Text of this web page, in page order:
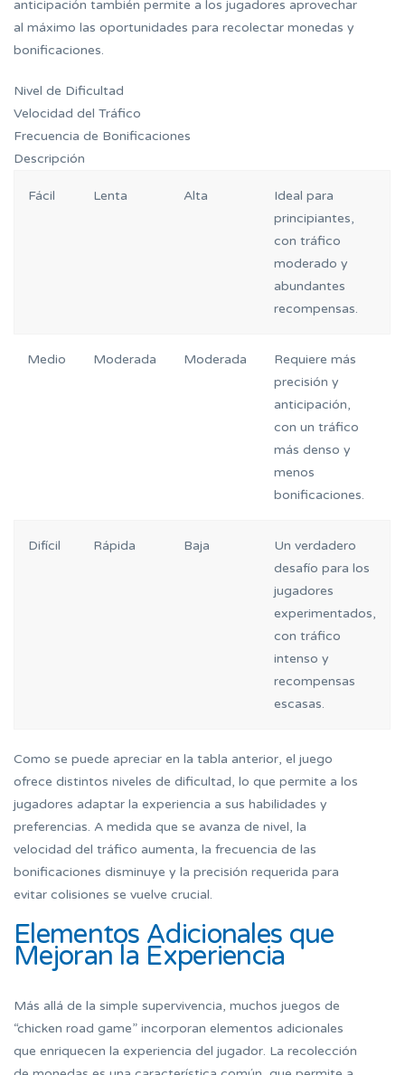
anticipación también permite a los jugadores aprovechar
al máximo las oportunidades para recolectar monedas y
bonificaciones.
Nivel de Dificultad
Velocidad del Tráfico
Frecuencia de Bonificaciones
Descripción
Fácil Lenta Alta
Ideal para
principiantes,
con tráfico
moderado y
abundantes
recompensas.
Medio Moderada Moderada
Requiere más
precisión y
anticipación,
con un tráfico
más denso y
menos
bonificaciones.
Difícil Rápida Baja
Un verdadero
desafío para los
jugadores
experimentados,
con tráfico
intenso y
recompensas
escasas.
Como se puede apreciar en la tabla anterior, el juego
ofrece distintos niveles de dificultad, lo que permite a los
jugadores adaptar la experiencia a sus habilidades y
preferencias. A medida que se avanza de nivel, la
velocidad del tráfico aumenta, la frecuencia de las
bonificaciones disminuye y la precisión requerida para
evitar colisiones se vuelve crucial.
Elementos Adicionales que
Mejoran la Experiencia
Más allá de la simple supervivencia, muchos juegos de
“chicken road game” incorporan elementos adicionales
que enriquecen la experiencia del jugador. La recolección